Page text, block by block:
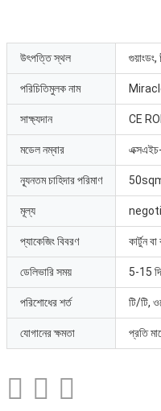
উৎপত্তি স্থল গুয়াংডং,
পরিচিতিমুলক নাম
সাক্ষ্যদান CE
মডেল নম্বার
ন্যূনতম চাহিদার পরিমাণ
মূল্য
প্যাকেজিং বিবরণ কার্টুন
ডেলিভারি সময় 5-15
পরিশোধের শর্ত টি/টি,
যোগানের ক্ষমতা প্রতি